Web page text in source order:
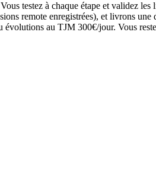
testez à chaque étape et validez
remote enregistrées), et livrons
au TJM 300€/jour. Vous